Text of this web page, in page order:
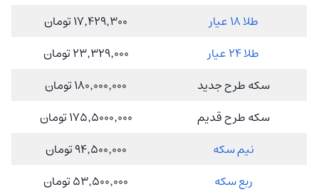
طلا 18 عیار
17٬429٬300 تومان
طلا 24 عیار
23٬329٬000 تومان
سکه طرح جدید
180٬000٬000 تومان
سکه طرح قدیم
175٬5000٬000 تومان
نیم سکه
94٬500٬000 تومان
ربع سکه
53٬500٬000 تومان